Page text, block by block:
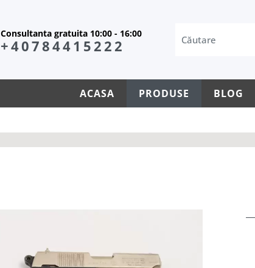
Consultanta gratuita 10:00 - 16:00
+40784415222
ACASA PRODUSE BLOG